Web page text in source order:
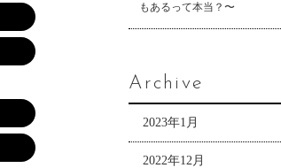
もあるって本当？〜
Archive
2023年1月
2022年12月